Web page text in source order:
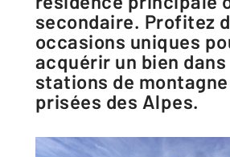
secondaire. Profitez
occasions uniques
acquérir un bien dans
stations de
prisées des Alpes.